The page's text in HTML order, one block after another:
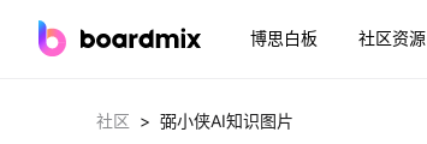
博思白板 社区资源
社区 > 弼小侠AI知识图片